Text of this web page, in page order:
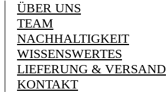
ÜBER UNS
TEAM
NACHHALTIGKEIT
WISSENSWERTES
LIEFERUNG & VERSAND
KONTAKT